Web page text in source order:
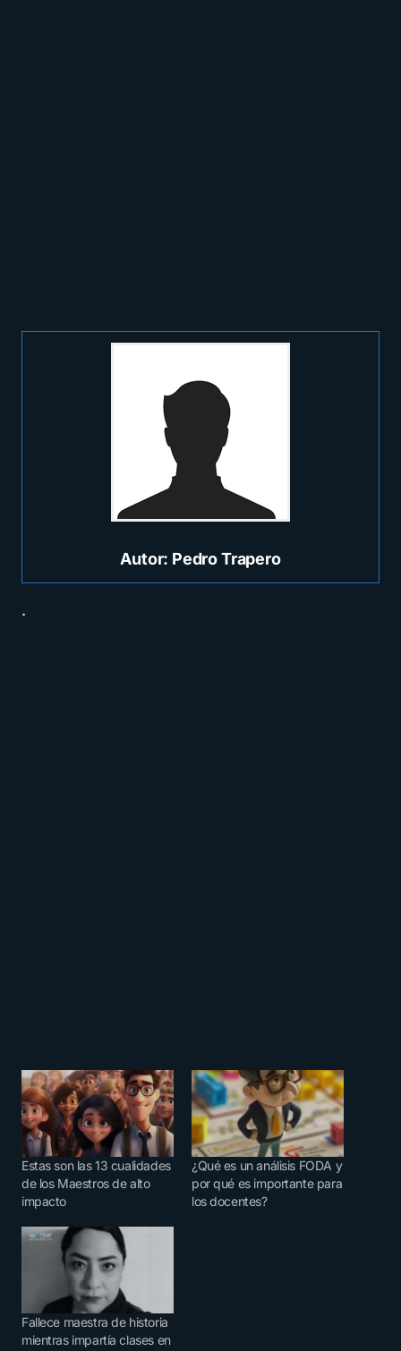
Autor: Pedro Trapero
.
Estas son las 13 cualidades
de los Maestros de alto
impacto
¿Qué es un análisis FODA y
por qué es importante para
los docentes?
Fallece maestra de historia
mientras impartía clases en